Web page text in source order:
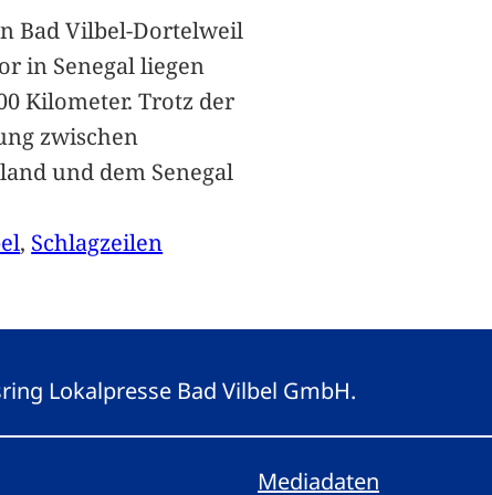
Bad Vilbel-Dortelweil
in Senegal liegen
Kilometer. Trotz der
zwischen
und dem Senegal
, Schlagzeilen
Lokalpresse Bad Vilbel GmbH.
Mediadaten